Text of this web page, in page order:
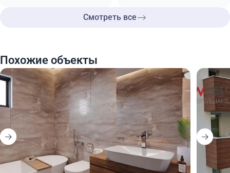
Смотреть все
Похожие объекты